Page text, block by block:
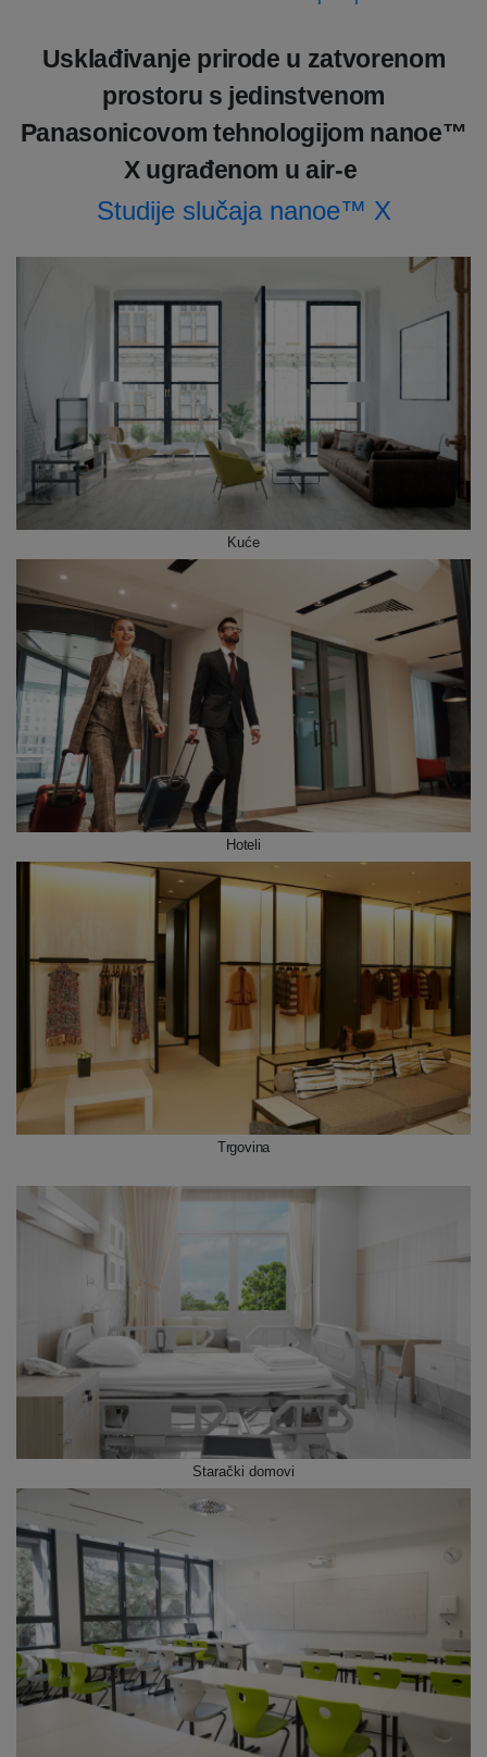
Usklađivanje prirode u zatvorenom
prostoru s jedinstvenom
Panasonicovom tehnologijom nanoe™
X ugrađenom u air-e
Studije slučaja nanoe™ X
Kuće
Hoteli
Trgovina
Starački domovi